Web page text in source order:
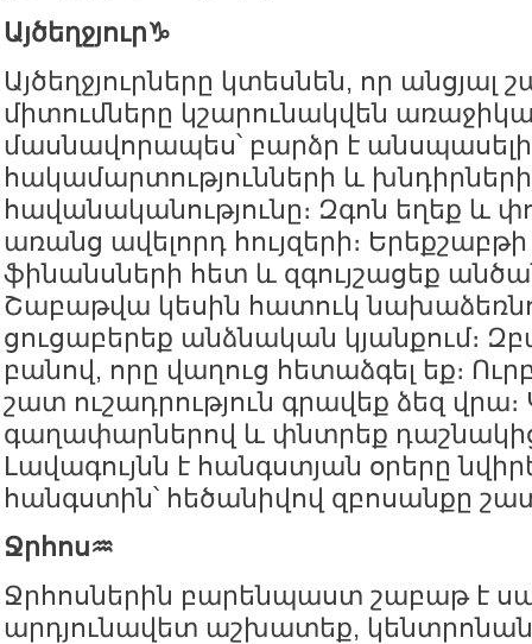
Այծեղջյուր♑️
Այծեղջյուրները կտեսնեն, որ անցյալ
միտումները կշարունակվեն
մասնավորապես՝ բարձր է
հակամարտությունների և խնդիրների
հավանականությունը։ Զգոն եղեք և
առանց ավելորդ հույզերի։ Երեքշաբթի
ֆինանսների հետ և զգույշացեք
Շաբաթվա կեսին հատուկ
ցուցաբերեք անձնական կյանքում։
բանով, որը վաղուց հետաձգել եք։
շատ ուշադրություն գրավեք ձեզ վրա։
գաղափարներով և փնտրեք
Լավագույնն է հանգստյան օրերը
հանգստին՝ հեծանիվով զբոսանքը
Ջրհոս♒️
Ջրհոսներին բարենպաստ շաբաթ է
արդյունավետ աշխատեք,